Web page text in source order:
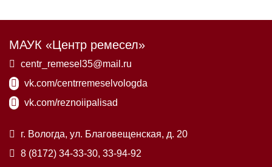
МАУК «Центр ремесел»
centr_remesel35@mail.ru
vk.com/centrremeselvologda
vk.com/reznoiipalisad
г. Вологда, ул. Благовещенская, д. 20
8 (8172) 34-33-30, 33-94-92